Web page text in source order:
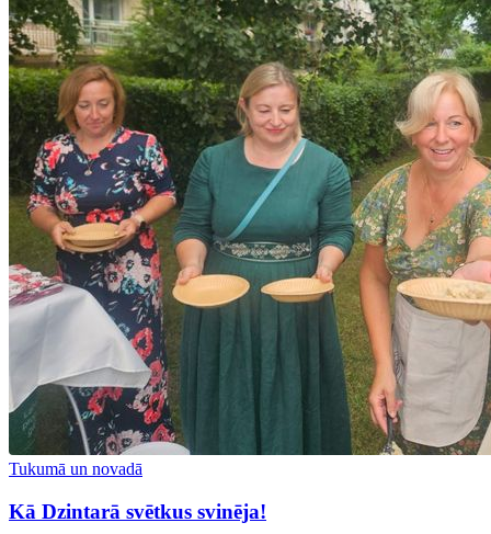
Tukumā un novadā
Kā Dzintarā svētkus svinēja!